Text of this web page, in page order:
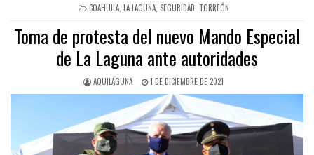
POSTED
IN
COAHUILA, LA LAGUNA, SEGURIDAD TORREÓN
Toma de protesta del nuevo Mando Especial
de La Laguna ante autoridades
AQUILAGUNA 1 DE DICIEMBRE DE 2021